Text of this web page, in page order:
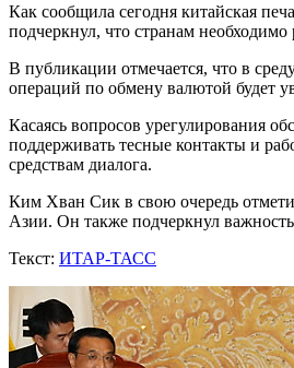
Как сообщила сегодня китайская
подчеркнул, что странам
В публикации отмечается, что в
операций по обмену валютой будет
Касаясь вопросов урегулирования
поддерживать тесные контакты и
средствам диалога.
Ким Хван Сик в свою очередь
Азии. Он также подчеркнул
Текст: ИТАР-ТАСС